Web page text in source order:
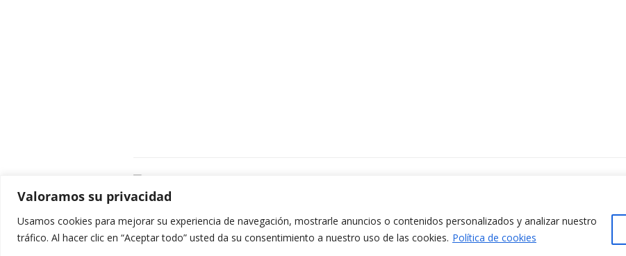
Valoramos su privacidad
Usamos cookies para mejorar su experiencia de navegación, mostrarle anuncios o contenidos personalizados y analizar nuestro
tráfico. Al hacer clic en “Aceptar todo” usted da su consentimiento a nuestro uso de las cookies. Política de cookies
C/ Jordi Girona 1-3
08034 Barcelona (Espanya)
+34 93 405 44 03